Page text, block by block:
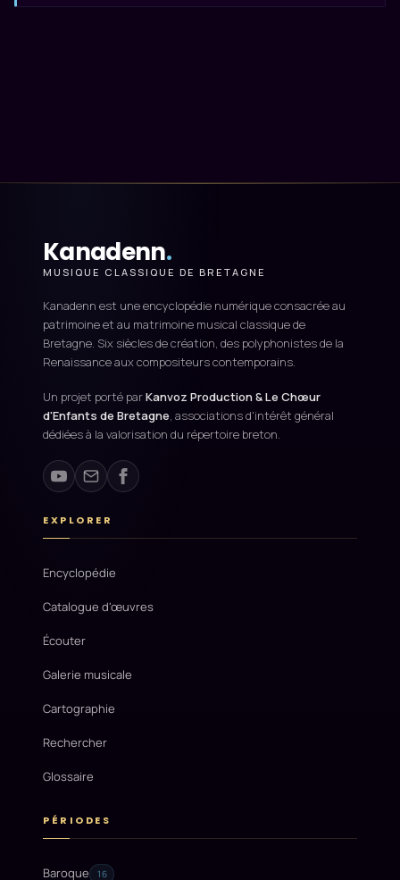
Kanadenn.
MUSIQUE CLASSIQUE DE BRETAGNE
Kanadenn est une encyclopédie numérique consacrée au
patrimoine et au matrimoine musical classique de
Bretagne. Six siècles de création, des polyphonistes de la
Renaissance aux compositeurs contemporains.
Un projet porté parKanvoz Production & Le Chœur
d'Enfants de Bretagne, associations d'intérêt général
dédiées à la valorisation du répertoire breton.
EXPLORER
Encyclopédie
Catalogue d'œuvres
Écouter
Galerie musicale
Cartographie
Rechercher
Glossaire
PÉRIODES
Baroque 16